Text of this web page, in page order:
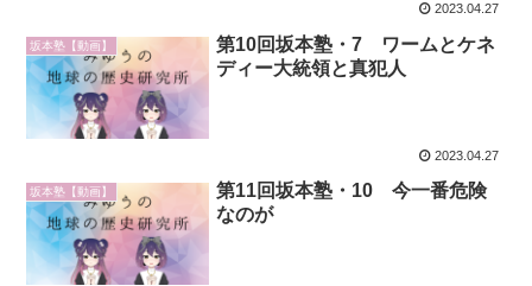
2023.04.27
坂本塾【動画】
第10回坂本塾・7 ワームとケネ
ディー大統領と真犯人
2023.04.27
坂本塾【動画】
第11回坂本塾・10 今一番危険
なのが